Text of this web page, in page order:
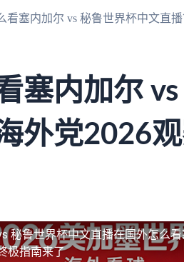
看塞内加尔 vs 秘鲁世界杯中文直
塞内加尔
外党2026
秘鲁世界杯中文直播在国外怎么
极指南来了